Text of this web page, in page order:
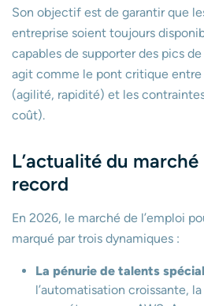
Son objectif est de garantir que
entreprise soient toujours
capables de supporter des pics
agit comme le pont critique entre
(agilité, rapidité) et les
coût).
L’actualité du
record
En 2026, le marché de l’emploi
marqué par trois dynamiques :
La pénurie de talents
l’automatisation croissante,